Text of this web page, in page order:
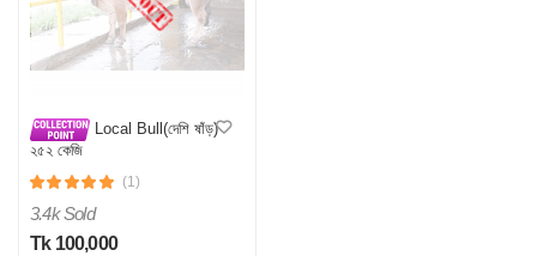
Local Bull(দেশি ষাঁড়)
২৫২ কেজি
(1)
3.4k Sold
Tk 100,000